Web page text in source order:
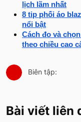
lịch lãm nhất
8 tip phối áo
nổi bật
Cách đo và
theo chiều cao
Biên tập:
Bài viết liên